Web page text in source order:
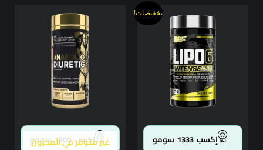
تخفيضات!
إكسب 1333 سومو
الأصلي
هو:
1500,00 EGP.
السعر
الحالي
هو:
غير متوفر في المخزون
إكسب 1200 سومو